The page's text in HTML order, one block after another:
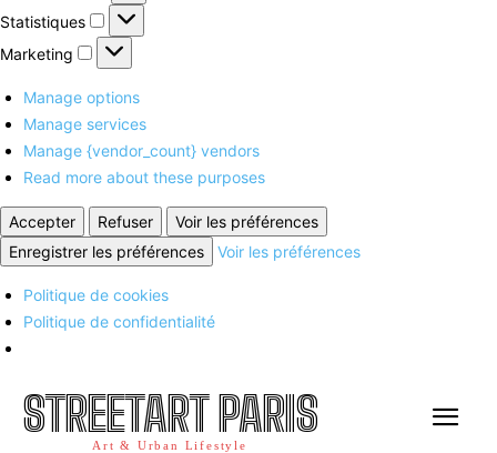
Statistiques Statistiques
Marketing Marketing
Manage options
Manage services
Manage {vendor_count} vendors
Read more about these purposes
Accepter Refuser
Voir les préférences
Enregistrer les préférences
Voir les préférences
Politique de cookies
Politique de confidentialité
STREETART PARIS
Art & Urban Lifestyle